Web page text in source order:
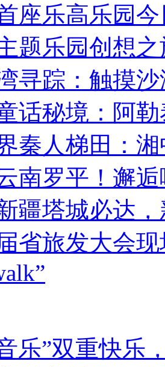
座乐高乐园
题乐园创想之
寻踪：触摸
话秘境：阿
秦人梯田：
南罗平！邂
疆塔城必达
省旅发大会
乐”双重快乐